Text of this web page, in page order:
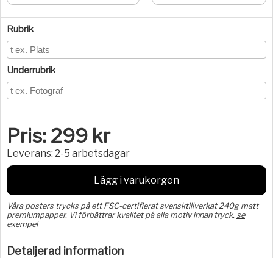
Rubrik
Underrubrik
Pris: 299 kr
Leverans: 2-5 arbetsdagar
Lägg i varukorgen
Våra posters trycks på ett FSC-certifierat svensktillverkat 240g matt
premiumpapper. Vi förbättrar kvalitet på alla motiv innan tryck, se
exempel
Detaljerad information